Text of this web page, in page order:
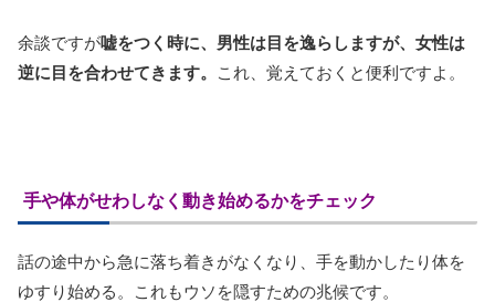
余談ですが嘘をつく時に、男性は目を逸らしますが、女性は
逆に目を合わせてきます。
これ、覚えておくと便利ですよ。
手や体がせわしなく動き始めるかをチェック
話の途中から急に落ち着きがなくなり、手を動かしたり体を
ゆすり始める。これもウソを隠すための兆候です。